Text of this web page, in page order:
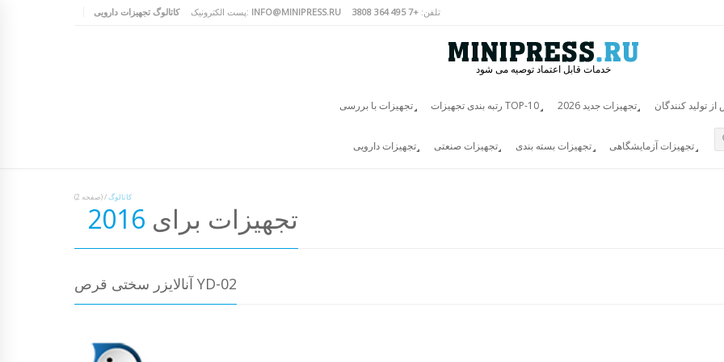
کاتالوگ تجهیزات دارویی پست الکترونیک: INFO@MINIPRESS.RU تلفن: +7 495 364 3808
خدمات قابل اعتماد توصیه می شود
تجهیزات با بررسی رتبه بندی تجهیزات TOP-10 تجهیزات جدید 2026 تولید کنندگان
تجهیزات دارویی تجهیزات صنعتی تجهیزات بسته بندی تجهیزات آزمایشگاهی
کاتالوگ/(صفحه 2)
تجهیزات برای 2016
آنالایزر سختی قرص YD-02